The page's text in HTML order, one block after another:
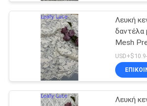
Λευκή
δαντέλα
Mesh
για
Λευκή